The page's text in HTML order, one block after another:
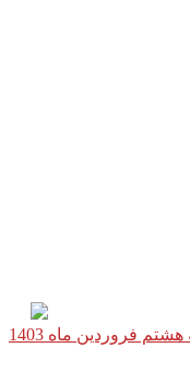
فروردین ماه 1403